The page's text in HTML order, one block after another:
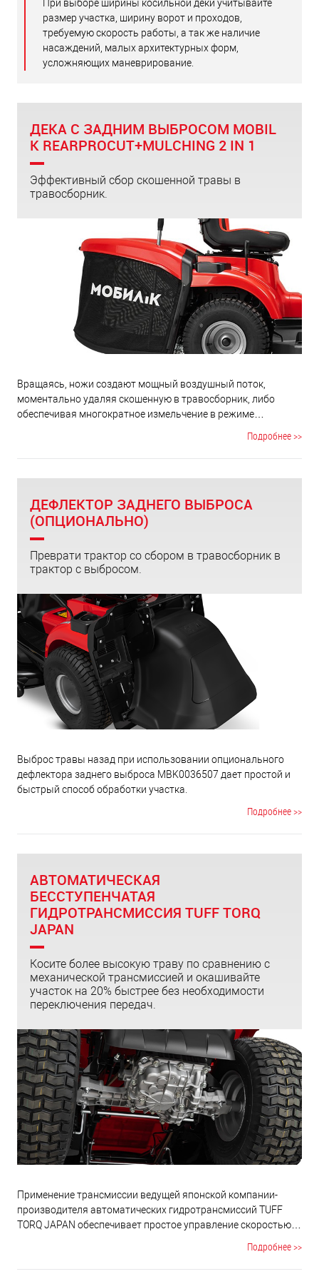
При выборе ширины косильной деки учитывайте
размер участка, ширину ворот и проходов,
требуемую скорость работы, а так же наличие
насаждений, малых архитектурных форм,
усложняющих маневрирование.
ДЕКА С ЗАДНИМ ВЫБРОСОМ MOBIL
K REARPROCUT+MULCHING 2 IN 1
Эффективный сбор скошенной травы в
травосборник.
Вращаясь, ножи создают мощный воздушный поток,
моментально удаляя скошенную в травосборник, либо
обеспечивая многократное измельчение в режиме
опавшие листья. Ножи деки установлены под углом 90
градусов друг к другу, взаимно перекрывая область
Подробнее >>
ДЕФЛЕКТОР ЗАДНЕГО ВЫБРОСА
(ОПЦИОНАЛЬНО)
Преврати трактор со сбором в травосборник в
трактор с выбросом.
Выброс травы назад при использовании опционального
дефлектора заднего выброса MBK0036507 дает простой и
быстрый способ обработки участка.
Подробнее >>
АВТОМАТИЧЕСКАЯ
БЕССТУПЕНЧАТАЯ
ГИДРОТРАНСМИССИЯ TUFF TORQ
JAPAN
Косите более высокую траву по сравнению с
механической трансмиссией и окашивайте
участок на 20% быстрее без необходимости
переключения передач.
Применение трансмиссии ведущей японской компании-
производителя автоматических гидротрансмиссий TUFF
TORQ JAPAN обеспечивает простое управление скоростью
переднего/заднего хода. Трансмиссия имеет расширенный
диапазон скоростей от 0,8 до 8 км/ч. Коснитесь ногой
Подробнее >>